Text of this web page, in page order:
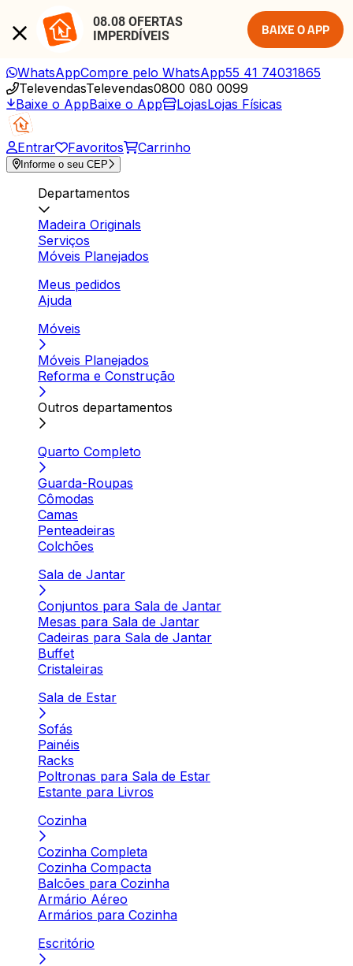
08.08 OFERTAS
IMPERDÍVEIS
BAIXE O APP
WhatsAppCompre pelo WhatsApp55 41 74031865
TelevendasTelevendas0800 080 0099
Baixe o AppBaixe o App LojasLojas Físicas
Entrar Favoritos Carrinho
Informe o seu CEP
Departamentos
Madeira Originals
Serviços
Móveis Planejados
Meus pedidos
Ajuda
Móveis
Móveis Planejados
Reforma e Construção
Outros departamentos
Quarto Completo
Guarda-Roupas
Cômodas
Camas
Penteadeiras
Colchões
Sala de Jantar
Conjuntos para Sala de Jantar
Mesas para Sala de Jantar
Cadeiras para Sala de Jantar
Buffet
Cristaleiras
Sala de Estar
Sofás
Painéis
Racks
Poltronas para Sala de Estar
Estante para Livros
Cozinha
Cozinha Completa
Cozinha Compacta
Balcões para Cozinha
Armário Aéreo
Armários para Cozinha
Escritório